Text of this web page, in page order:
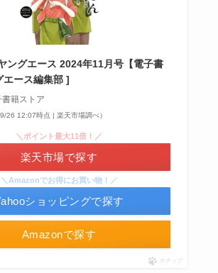
パー！
ってる？業務スーパーやイオンで
ルはどこに売ってる？ドンキやセ
ビニで買える！
こに売ってる？100均やドラッグス
ングエース 2024年11月号【電子書
エース編集部 ]
籍ストア
26 12:07時点 | 楽天市場調べ）
Amazonで探す
＼ポイント最大11倍！／
楽天市場で探す
＼Amazonでお得にお買い物！／
ショッピングで探す
ポチップ